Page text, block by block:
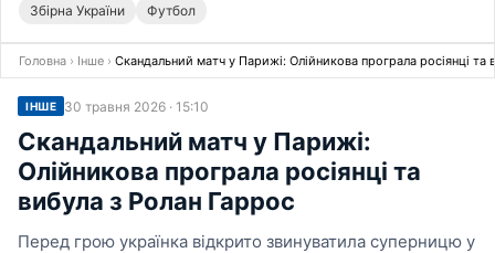
Збірна України Футбол
Головна › Інше › Скандальний матч у Парижі: Олійникова програла росіянці та
ІНШЕ 30 травня 2026 · 15:10
Скандальний матч у Парижі:
Олійникова програла росіянці та
вибула з Ролан Гаррос
Перед грою українка відкрито звинуватила суперницю у